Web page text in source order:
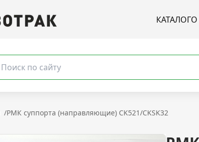
КАТАЛОГ
/РМК суппорта (направляющие) CK521/CKSK32